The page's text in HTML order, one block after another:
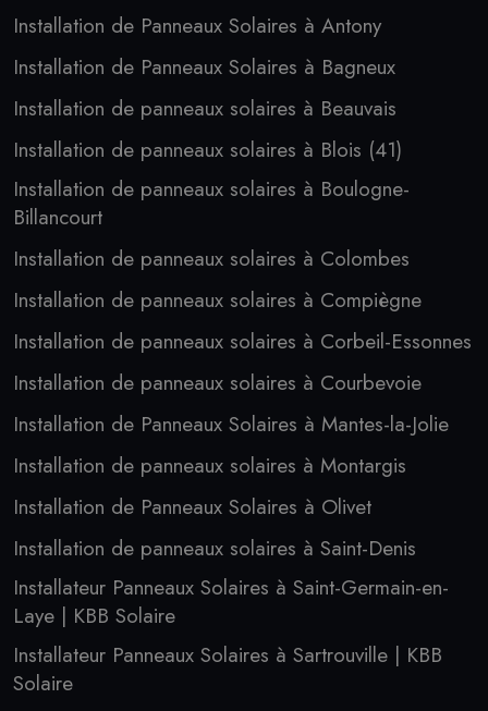
Installation de Panneaux Solaires à Antony
Installation de Panneaux Solaires à Bagneux
Installation de panneaux solaires à Beauvais
Installation de panneaux solaires à Blois (41)
Installation de panneaux solaires à Boulogne-
Billancourt
Installation de panneaux solaires à Colombes
Installation de panneaux solaires à Compiègne
Installation de panneaux solaires à Corbeil-Essonnes
Installation de panneaux solaires à Courbevoie
Installation de Panneaux Solaires à Mantes-la-Jolie
Installation de panneaux solaires à Montargis
Installation de Panneaux Solaires à Olivet
Installation de panneaux solaires à Saint-Denis
Installateur Panneaux Solaires à Saint-Germain-en-
Laye | KBB Solaire
Installateur Panneaux Solaires à Sartrouville | KBB
Solaire